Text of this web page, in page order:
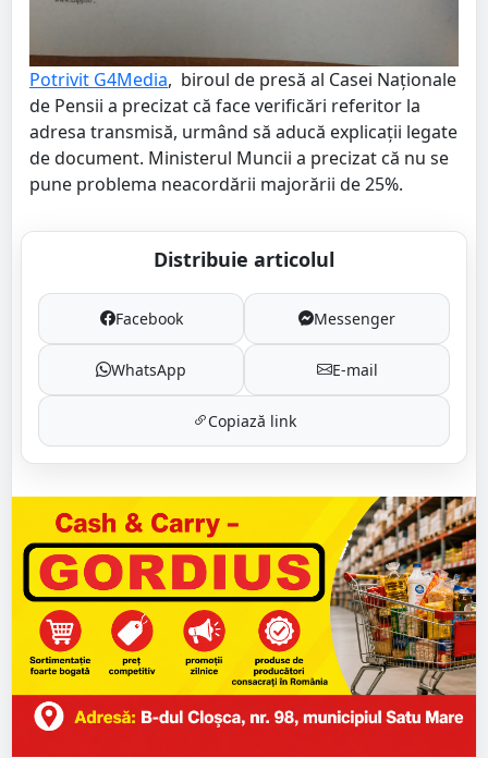
Potrivit G4Media, biroul de presă al Casei Naționale
de Pensii a precizat că face verificări referitor la
adresa transmisă, urmând să aducă explicații legate
de document. Ministerul Muncii a precizat că nu se
pune problema neacordării majorării de 25%.
Distribuie articolul
Facebook Messenger
WhatsApp E-mail
Copiază link